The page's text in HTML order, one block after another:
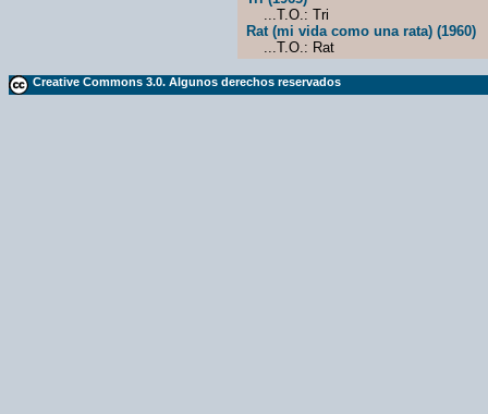
...T.O.: Tri
Rat (mi vida como una rata) (1960)
...T.O.: Rat
Creative Commons 3.0. Algunos derechos reservados